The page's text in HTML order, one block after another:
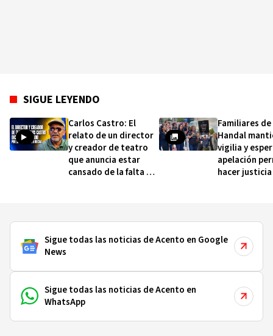
SIGUE LEYENDO
Carlos Castro: El
relato de un director
y creador de teatro
que anuncia estar
cansado de la falta de
Familiares
Handal
vigilia y
apelación
hacer justicia
Sigue todas las noticias de Acento en Google
News
Sigue todas las noticias de Acento en
WhatsApp